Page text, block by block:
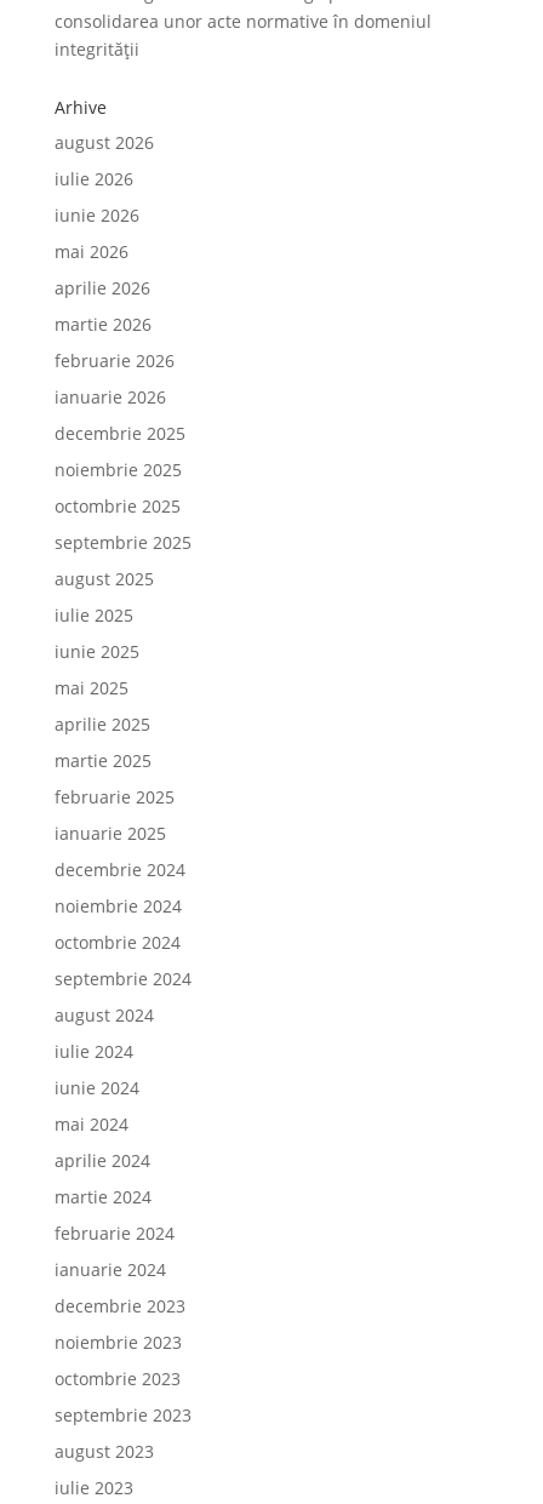
consolidarea unor acte normative în domeniul
integrității
Arhive
august 2026
iulie 2026
iunie 2026
mai 2026
aprilie 2026
martie 2026
februarie 2026
ianuarie 2026
decembrie 2025
noiembrie 2025
octombrie 2025
septembrie 2025
august 2025
iulie 2025
iunie 2025
mai 2025
aprilie 2025
martie 2025
februarie 2025
ianuarie 2025
decembrie 2024
noiembrie 2024
octombrie 2024
septembrie 2024
august 2024
iulie 2024
iunie 2024
mai 2024
aprilie 2024
martie 2024
februarie 2024
ianuarie 2024
decembrie 2023
noiembrie 2023
octombrie 2023
septembrie 2023
august 2023
iulie 2023